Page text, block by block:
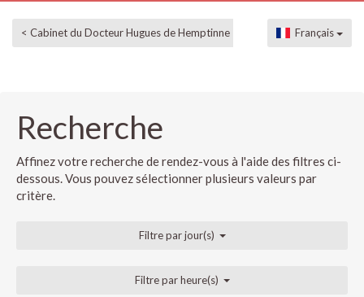
< Cabinet du Docteur Hugues de Hemptinne Français
Recherche
Affinez votre recherche de rendez-vous à l'aide des filtres ci-
dessous. Vous pouvez sélectionner plusieurs valeurs par
critère.
Filtre par jour(s)
Filtre par heure(s)